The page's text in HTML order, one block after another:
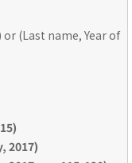
(Last name, Year of
2017)